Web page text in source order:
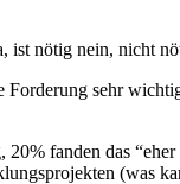
ist nötig nein, nicht
Forderung sehr
fanden das
(was